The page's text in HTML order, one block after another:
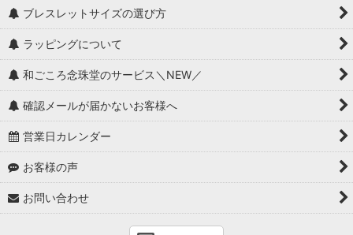
ブレスレットサイズの選び方
ラッピングについて
和ごころ念珠堂のサービス＼NEW／
確認メールが届かないお客様へ
営業日カレンダー
お客様の声
お問い合わせ